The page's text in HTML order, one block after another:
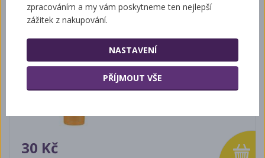
30 Kč
zpracováním a my vám poskytneme ten nejlepší
zážitek z nakupování.
NASTAVENÍ
PŘÍJMOUT VŠE